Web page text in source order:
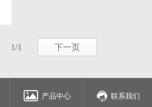
1/1 下一页
产品中心 联系我们